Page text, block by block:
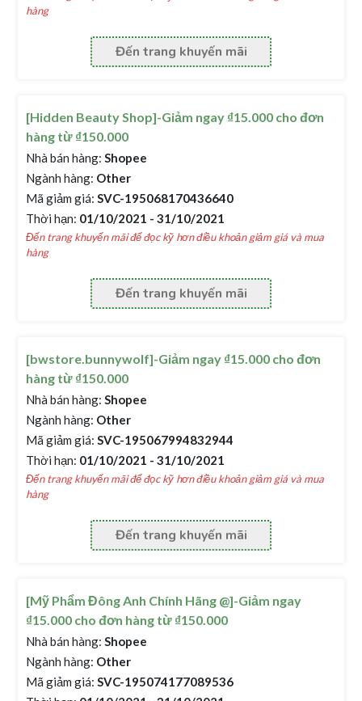
hàng
Đến trang khuyến mãi
[Hidden Beauty Shop]-Giảm ngay ₫15.000 cho đơn
hàng từ ₫150.000
Nhà bán hàng: Shopee
Ngành hàng: Other
Mã giảm giá: SVC-195068170436640
Thời hạn: 01/10/2021 - 31/10/2021
Đến trang khuyến mãi để đọc kỹ hơn điều khoản giảm giá và mua
hàng
Đến trang khuyến mãi
[bwstore.bunnywolf]-Giảm ngay ₫15.000 cho đơn
hàng từ ₫150.000
Nhà bán hàng: Shopee
Ngành hàng: Other
Mã giảm giá: SVC-195067994832944
Thời hạn: 01/10/2021 - 31/10/2021
Đến trang khuyến mãi để đọc kỹ hơn điều khoản giảm giá và mua
hàng
Đến trang khuyến mãi
[Mỹ Phẩm Đông Anh Chính Hãng @]-Giảm ngay
₫15.000 cho đơn hàng từ ₫150.000
Nhà bán hàng: Shopee
Ngành hàng: Other
Mã giảm giá: SVC-195074177089536